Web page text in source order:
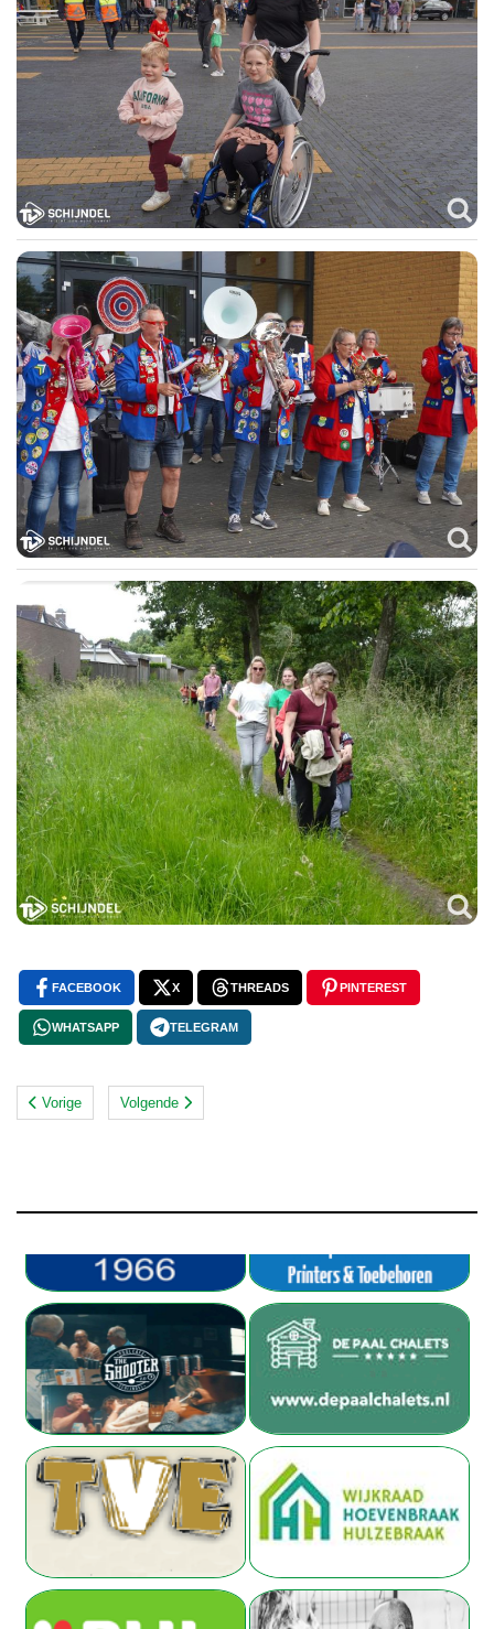
FACEBOOK X THREADS PINTEREST
WHATSAPP TELEGRAM
Vorige Volgende